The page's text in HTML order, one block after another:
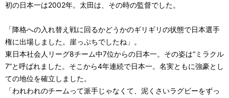
初の日本一は2002年。太田は、その時の監督でした。
「降格への入れ替え戦に回るかどうかのギリギリの状態で日本選手
権に出場しました。崖っぷちでしたね」。
東日本社会人リーグ8チーム中7位からの日本一。その姿は“ミラクル
7”と呼ばれました。そこから4年連続で日本一。名実ともに強豪とし
ての地位を確立しました。
「われわれのチームって派手じゃなくて、泥くさいラグビーをずっ